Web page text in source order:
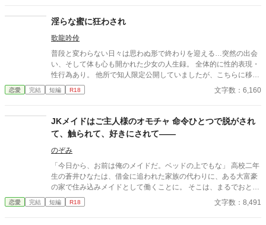
淫らな蜜に狂わされ
歌龍吟伶
普段と変わらない日々は思わぬ形で終わりを迎える…突然の出会
い、そして体も心も開かれた少女の人生録。 全体的に性的表現・
性行為あり。 他所で知人限定公開していましたが、こちらに移し
ました。 全3話完結済みです。
恋愛 完結 短編 R18 文字数：6,160
JKメイドはご主人様のオモチャ 命令ひとつで脱がされ
て、触られて、好きにされて――
のぞみ
「今日から、お前は俺のメイドだ。ベッドの上でもな」 高校二年
生の蒼井ひなたは、借金に追われた家族の代わりに、ある大富豪
の家で住み込みメイドとして働くことに。 そこは、まるでおとぎ
話に出てきそうな大きな洋館。 でも、そこで待っていたのは、同
じ高校に通うちょっと有名な男の子――完璧だけど性格が超ドS
恋愛 完結 短編 R18 文字数：8,491